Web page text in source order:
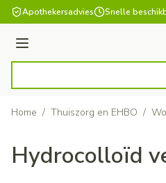
Ga naar de inhoud
Apothekersadvies Snelle
Menu
Home / Thuiszorg en EHBO /
Hydrocolloïd